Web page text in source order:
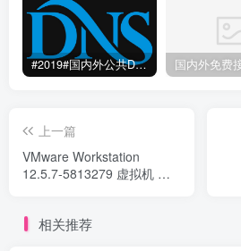
#2019#国内外公共DNS服务整理汇总-更快更安全更稳定本地DNS解析服务
上一篇
VMware Workstation
12.5.7-5813279 虚拟机 最
相关推荐